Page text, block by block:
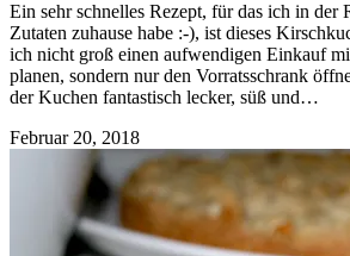
Ein sehr schnelles Rezept, für das ich in der
Zutaten zuhause habe :-), ist dieses
ich nicht groß einen aufwendigen Einkauf
planen, sondern nur den Vorratsschrank
der Kuchen fantastisch lecker, süß und…
Februar 20, 2018